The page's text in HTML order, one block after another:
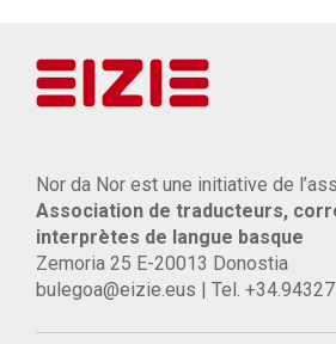
Nor da Nor est une initiative de
Association de traducteurs,
interprètes de langue basque
Zemoria 25 E-20013 Donostia
bulegoa@eizie.eus | Tel.